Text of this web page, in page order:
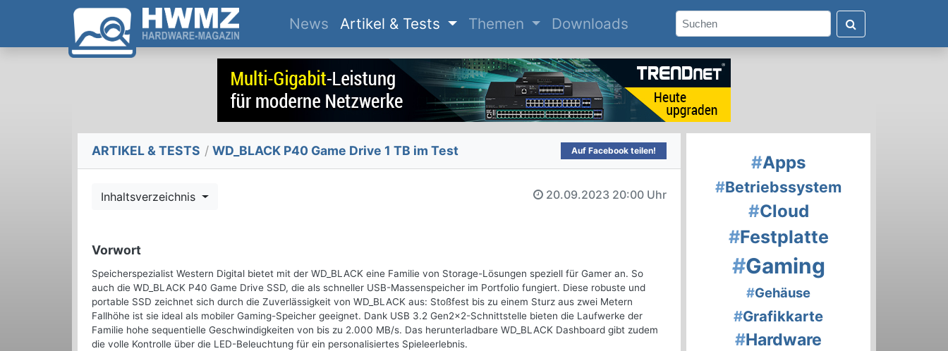
News(current)
Artikel & Tests Themen Downloads
ARTIKEL & TESTS / WD_BLACK P40 Game Drive 1 TB im Test Auf Facebook teilen!
Inhaltsverzeichnis 20.09.2023 20:00 Uhr
Vorwort
Speicherspezialist Western Digital bietet mit der WD_BLACK eine Familie von Storage-Lösungen speziell für Gamer an. So
auch die WD_BLACK P40 Game Drive SSD, die als schneller USB-Massenspeicher im Portfolio fungiert. Diese robuste und
portable SSD zeichnet sich durch die Zuverlässigkeit von WD_BLACK aus: Stoßfest bis zu einem Sturz aus zwei Metern
Fallhöhe ist sie ideal als mobiler Gaming-Speicher geeignet. Dank USB 3.2 Gen2x2-Schnittstelle bieten die Laufwerke der
Familie hohe sequentielle Geschwindigkeiten von bis zu 2.000 MB/s. Das herunterladbare WD_BLACK Dashboard gibt zudem
die volle Kontrolle über die LED-Beleuchtung für ein personalisiertes Spieleerlebnis.
#Apps
#Betriebssystem
#Cloud
#Festplatte
#Gaming
#Gehäuse
#Grafikkarte
#Hardware